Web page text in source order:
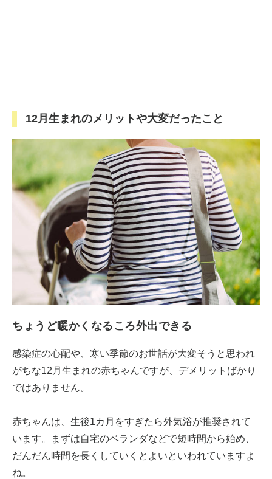
12月生まれのメリットや大変だったこと
ちょうど暖かくなるころ外出できる
感染症の心配や、寒い季節のお世話が大変そうと思われ
がちな12月生まれの赤ちゃんですが、デメリットばかり
ではありません。
赤ちゃんは、生後1カ月をすぎたら外気浴が推奨されて
います。まずは自宅のベランダなどで短時間から始め、
だんだん時間を長くしていくとよいといわれていますよ
ね。